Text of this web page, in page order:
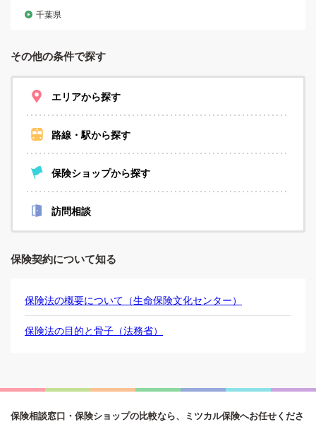
千葉県
その他の条件で探す
エリアから探す
路線・駅から探す
保険ショップから探す
訪問相談
保険契約について知る
保険法の概要について（生命保険文化センター）
保険法の目的と骨子（法務省）
保険相談窓口・保険ショップの比較なら、ミツカル保険へお任せくださ